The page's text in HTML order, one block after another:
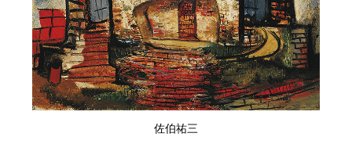
佐伯祐三